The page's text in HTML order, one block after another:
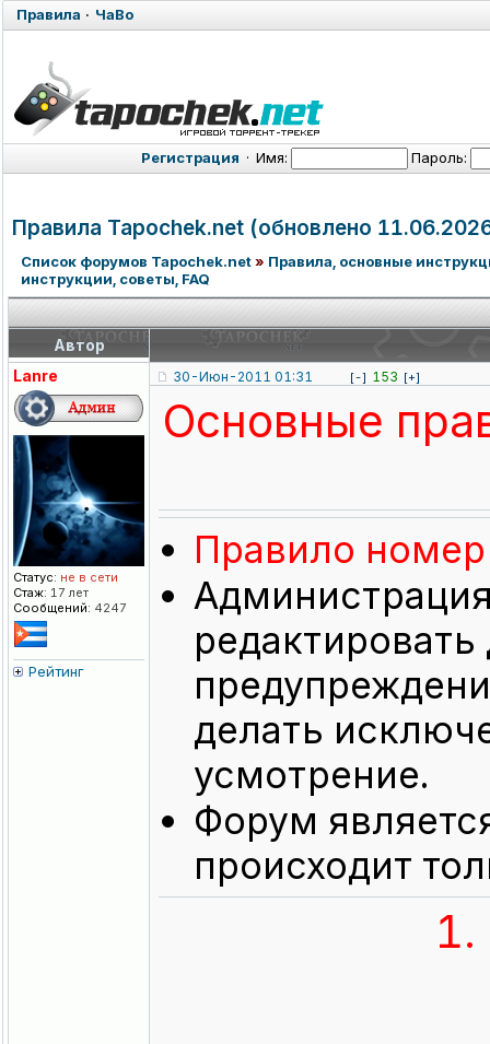
Правила · ЧаВо
Регистрация · Имя: Пароль:
Правила Tapochek.net (обновлено
Список форумов Tapochek.net» Правила, основные
инструкции, советы, FAQ
Автор
Lanre
Статус: не в сети
Стаж: 17 лет
Сообщений: 4247
Рейтинг
30-Июн-2011 01:31 [-] 153 [+]
Основные
Правило
делать
усмотрение.
Форум
происходит
1.